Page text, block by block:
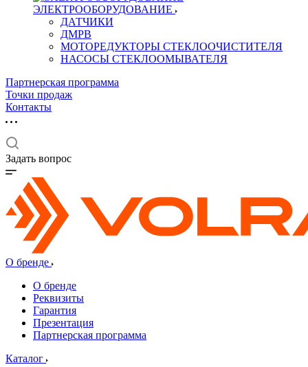
ЭЛЕКТРООБОРУДОВАНИЕ
ДАТЧИКИ
ДМРВ
МОТОРЕДУКТОРЫ СТЕКЛООЧИСТИТЕЛЯ
НАСОСЫ СТЕКЛООМЫВАТЕЛЯ
Партнерская программа
Точки продаж
Контакты
Задать вопрос
О бренде
О бренде
Реквизиты
Гарантия
Презентация
Партнерская программа
Каталог